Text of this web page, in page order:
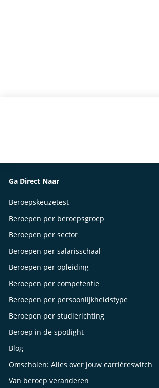
Ga Direct Naar
Beroepskeuzetest
Beroepen per beroepsgroep
Beroepen per sector
Beroepen per salarisschaal
Beroepen per opleiding
Beroepen per competentie
Beroepen per persoonlijkheidstype
Beroepen per studierichting
Beroep in de spotlight
Blog
Omscholen: Alles over jouw carrièreswitch
Van beroep veranderen